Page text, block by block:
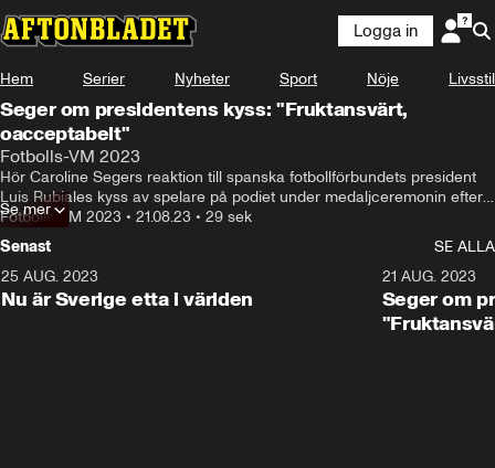
Logga in
Hem Serier Nyheter Sport Nöje Livsstil
Seger om presidentens kyss: "Fruktansvärt,
oacceptabelt"
Fotbolls-VM 2023
Hör Caroline Segers reaktion till spanska fotbollförbundets president
Luis Rubiales kyss av spelare på podiet under medaljceremonin efter
VM-finalen.
Fotbolls-VM 2023 • 21.08.23 • 29 sek
Se mer
Senast
SE ALLA
25 AUG. 2023
Nu är Sverige etta i världen
21 AUG. 2023
Seger om